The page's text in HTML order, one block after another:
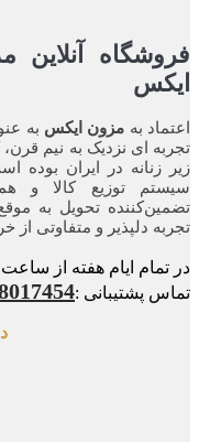
آنلاین مد
بهمزون ایکس به عنوان
ای نزدیک به نیم قرن، که
زنانه در ایران بوده
توزیع کالا و
تحویل به موقع
دلپذیر و متفاوتی از خرید
ایام هفته از ساعت24 - 8
پشتیبانی :